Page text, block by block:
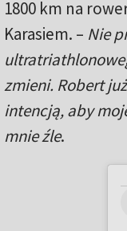
1800 km na
Karasiem. – Nie
zmieni. Robert
intencją, aby
mnie źle.